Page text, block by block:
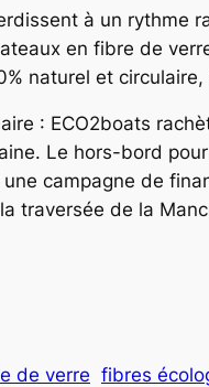
à un rythme
en fibre de
naturel et
: ECO2boats
Le hors-bord
campagne de
traversée de la
de verre fibres